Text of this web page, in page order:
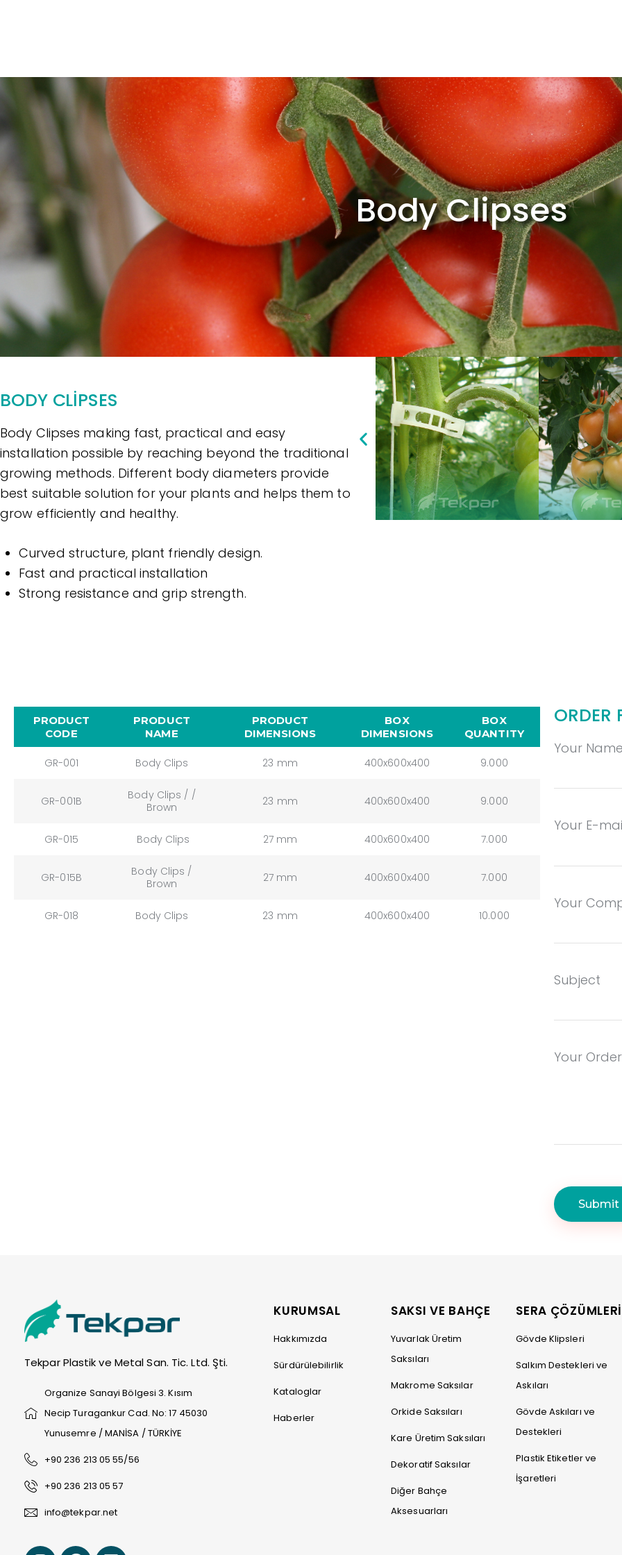
Body Clipses
BODY CLIPSES
Body Clipses making fast, practical and easy
installation possible by reaching beyond the traditional
growing methods. Different body diameters provide
best suitable solution for your plants and helps them to
grow efficiently and healthy.
Curved structure, plant friendly design.
Fast and practical installation
Strong resistance and grip strength.
PRODUCT
CODE
PRODUCT
NAME
PRODUCT
DIMENSIONS
BOX
DIMENSIONS
BOX
QUANTITY
GR-001 Body Clips 23 mm 400x600x400 9.000
GR-001B
Body Clips / /
Brown
23 mm 400x600x400 9.000
GR-015 Body Clips 27 mm 400x600x400 7.000
GR-015B
Body Clips /
Brown
27 mm 400x600x400 7.000
GR-018 Body Clips 23 mm 400x600x400 10.000
ORDER
Your Name
Your E-
Your
Subject
Your
Tekpar Plastik ve Metal San. Tic. Ltd. Şti.
Organize Sanayi Bölgesi 3. Kısım
Necip Turagankur Cad. No: 17 45030
Yunusemre / MANİSA / TÜRKİYE
+90 236 213 05 55/56
+90 236 213 05 57
info@tekpar.net
KURUMSAL
Hakkımızda
Sürdürülebilirlik
Kataloglar
Haberler
SAKSI VE BAHÇE
Yuvarlak Üretim
Saksıları
Makrome Saksılar
Orkide Saksıları
Kare Üretim Saksıları
Dekoratif Saksılar
Diğer Bahçe
Aksesuarları
SERA ÇÖZÜMLERİ
Gövde Klipsleri
Salkım Destekleri ve
Askıları
Gövde Askıları ve
Destekleri
Plastik Etiketler ve
İşaretleri